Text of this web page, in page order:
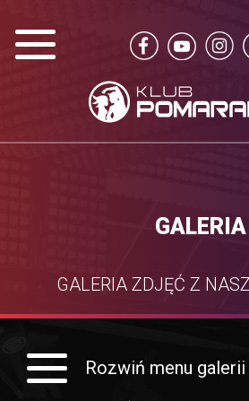
GALERIA
GALERIA ZDJĘĆ Z
Rozwiń menu galerii